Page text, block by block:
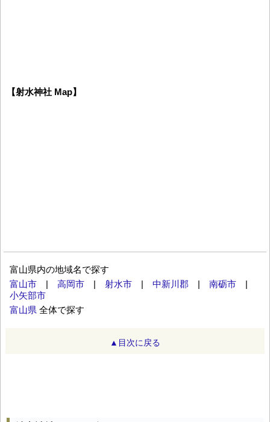
【射水神社 Map】
富山県内の地域名で探す
富山市
高岡市 射水市 中新川郡 南砺市
小矢部市
富山県 全体で探す
▲目次に戻る